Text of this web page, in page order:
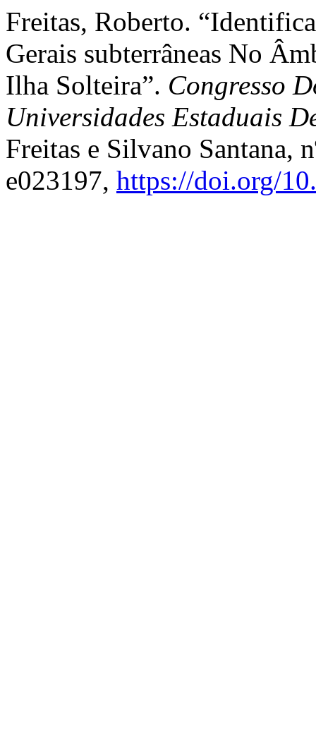
Freitas, Roberto.
Gerais subterrâneas No
Ilha Solteira”. Congresso
Universidades Estaduais
Freitas e Silvano Santana,
e023197, https://doi.org/